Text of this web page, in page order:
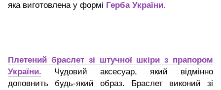
яка виготовлена у формі Герба України.
Плетений браслет зі штучної шкіри з прапором
України.
Чудовий аксесуар, який відмінно
доповнить будь-який образ. Браслет виконий зі